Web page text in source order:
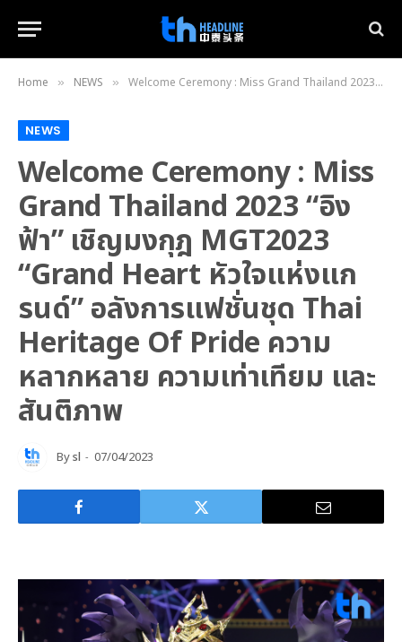
Home » NEWS » Welcome Ceremony : Miss Grand Thailand 2023 “อิงฟ้า” เชิญมงกุฎ MGT2023 “Grand Heart หัวใจแห่งแกรนด์” อลังการแฟชั่นชุด Thai Heritage Of Pride ความหลากหลาย ความเท่าเทียม และสันติภาพ
NEWS
Welcome Ceremony : Miss
Grand Thailand 2023 “อิง
ฟ้า” เชิญมงกุฎ MGT2023
“Grand Heart หัวใจแห่งแก
รนด์” อลังการแฟชั่นชุด Thai
Heritage Of Pride ความ
หลากหลาย ความเท่าเทียม และ
สันติภาพ
Bysl 07/04/2023